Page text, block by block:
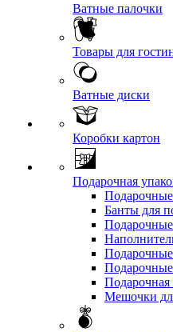
Ватные палочки
Товары для
Ватные диски
Коробки картон
Подарочная
Банты для
Подарочная
Мешочки